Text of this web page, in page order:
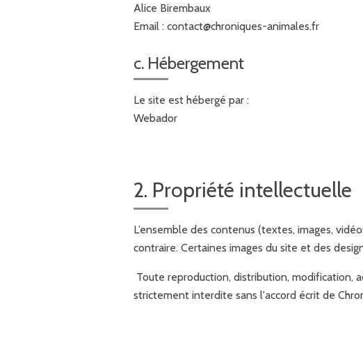
Alice Birembaux
Email : contact@chroniques-animales.fr
c. Hébergement
Le site est hébergé par :
Webador
2. Propriété intellectuelle
L’ensemble des contenus (textes, images,
contraire. Certaines images du site et des
Toute reproduction, distribution, modification,
strictement interdite sans l'accord écrit de